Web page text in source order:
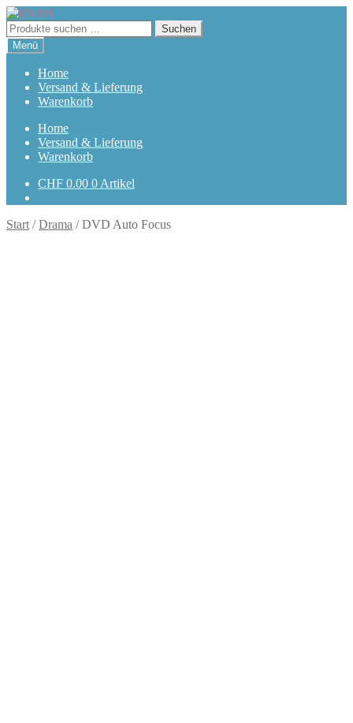
Zur
Navigation
springen
Zum
Inhalt
springen
Suchen
nach:
Suchen
Menü
Home
Versand & Lieferung
Warenkorb
Home
Versand & Lieferung
Warenkorb
CHF 0.00 0 Artikel
Start /Drama /DVD Auto Focus